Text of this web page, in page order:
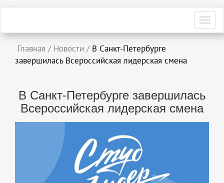
Главная / Новости / В Санкт-Петербурге
завершилась Всероссийская лидерская смена
В Санкт-Петербурге завершилась
Всероссийская лидерская смена